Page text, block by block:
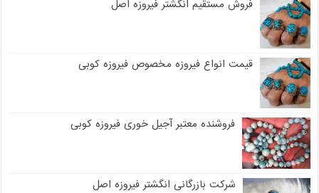
فروش مستقیم انگشتر فیروزه اصل
قیمت انواع فیروزه مخصوص فیروزه کوبی
فروشنده معتبر آجیل خوری فیروزه کوبی
شرکت بازرگانی انگشتر فیروزه اصل